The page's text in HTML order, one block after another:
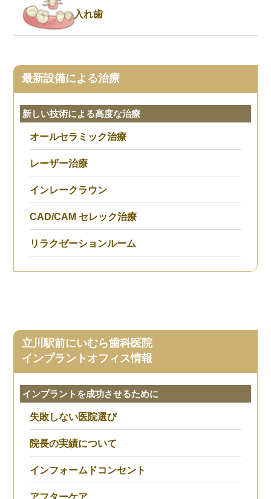
入れ歯
最新設備による治療
新しい技術による高度な治療
オールセラミック治療
レーザー治療
インレークラウン
CAD/CAM セレック治療
リラクゼーションルーム
立川駅前にいむら歯科医院
インプラントオフィス情報
インプラントを成功させるために
失敗しない医院選び
院長の実績について
インフォームドコンセント
アフターケア